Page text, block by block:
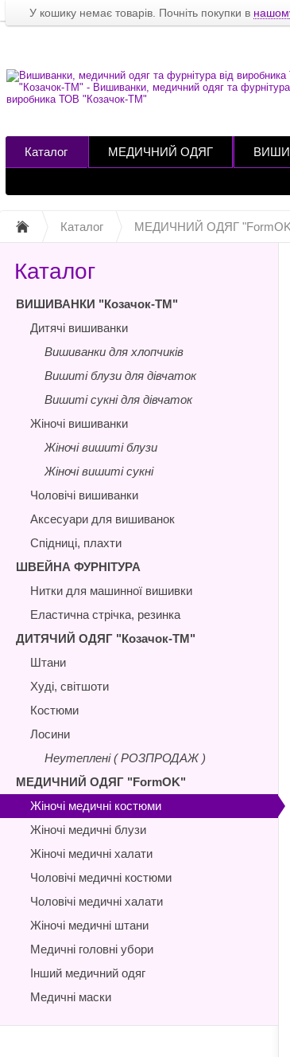
У кошику немає товарів. Почніть покупки в
Каталог МЕДИЧНИЙ ОДЯГ
Каталог МЕДИЧНИЙ ОДЯГ
Каталог
ВИШИВАНКИ "Козачок-ТМ"
Дитячі вишиванки
Вишиванки для хлопчиків
Вишиті блузи для дівчаток
Вишиті сукні для дівчаток
Жіночі вишиванки
Жіночі вишиті блузи
Жіночі вишиті сукні
Чоловічі вишиванки
Аксесуари для вишиванок
Спідниці, плахти
ШВЕЙНА ФУРНІТУРА
Нитки для машинної вишивки
Еластична стрічка, резинка
ДИТЯЧИЙ ОДЯГ "Козачок-ТМ"
Штани
Худі, світшоти
Костюми
Лосини
Неутеплені ( РОЗПРОДАЖ )
МЕДИЧНИЙ ОДЯГ "FormOK"
Жіночі медичні костюми
Жіночі медичні блузи
Жіночі медичні халати
Чоловічі медичні костюми
Чоловічі медичні халати
Жіночі медичні штани
Медичні головні убори
Інший медичний одяг
Медичні маски